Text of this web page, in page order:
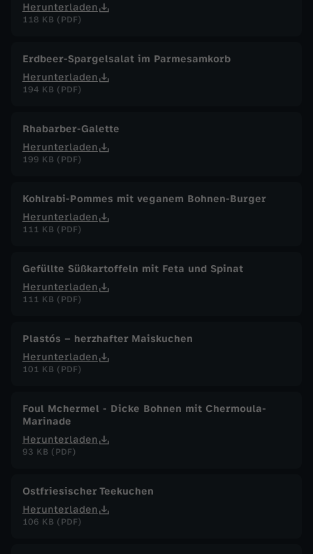
Herunterladen
118 KB (PDF)
Erdbeer-Spargelsalat im Parmesamkorb
Herunterladen
194 KB (PDF)
Rhabarber-Galette
Herunterladen
199 KB (PDF)
Kohlrabi-Pommes mit veganem Bohnen-Burger
Herunterladen
111 KB (PDF)
Gefüllte Süßkartoffeln mit Feta und Spinat
Herunterladen
111 KB (PDF)
Plastós – herzhafter Maiskuchen
Herunterladen
101 KB (PDF)
Foul Mchermel - Dicke Bohnen mit Chermoula-
Marinade
Herunterladen
93 KB (PDF)
Ostfriesischer Teekuchen
Herunterladen
106 KB (PDF)